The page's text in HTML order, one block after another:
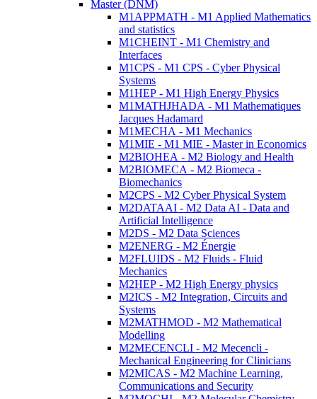
Master (DNM)
M1APPMATH - M1 Applied Mathematics
and statistics
M1CHEINT - M1 Chemistry and
Interfaces
M1CPS - M1 CPS - Cyber Physical
Systems
M1HEP - M1 High Energy Physics
M1MATHJHADA - M1 Mathematiques
Jacques Hadamard
M1MECHA - M1 Mechanics
M1MIE - M1 MIE - Master in Economics
M2BIOHEA - M2 Biology and Health
M2BIOMECA - M2 Biomeca -
Biomechanics
M2CPS - M2 Cyber Physical System
M2DATAAI - M2 Data AI - Data and
Artificial Intelligence
M2DS - M2 Data Sciences
M2ENERG - M2 Énergie
M2FLUIDS - M2 Fluids - Fluid
Mechanics
M2HEP - M2 High Energy physics
M2ICS - M2 Integration, Circuits and
Systems
M2MATHMOD - M2 Mathematical
Modelling
M2MECENCLI - M2 Mecencli -
Mechanical Engineering for Clinicians
M2MICAS - M2 Machine Learning,
Communications and Security